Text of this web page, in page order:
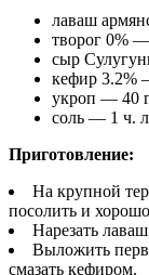
лаваш
творог 0%
сыр
кефир 3.2%
укроп — 40
соль — 1 ч.
Приготовление:
На крупной
посолить и
Нарезать
Выложить
смазать кефиром.